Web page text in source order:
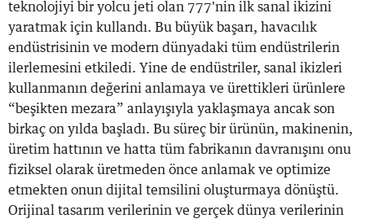
teknolojiyi bir yolcu jeti olan 777'nin ilk sanal ikizini
yaratmak için kullandı. Bu büyük başarı, havacılık
endüstrisinin ve modern dünyadaki tüm endüstrilerin
ilerlemesini etkiledi. Yine de endüstriler, sanal ikizleri
kullanmanın değerini anlamaya ve ürettikleri ürünlere
“beşikten mezara” anlayışıyla yaklaşmaya ancak son
birkaç on yılda başladı. Bu süreç bir ürünün, makinenin,
üretim hattının ve hatta tüm fabrikanın davranışını onu
fiziksel olarak üretmeden önce anlamak ve optimize
etmekten onun dijital temsilini oluşturmaya dönüştü.
Orijinal tasarım verilerinin ve gerçek dünya verilerinin